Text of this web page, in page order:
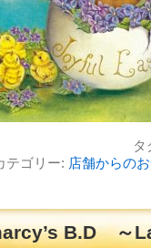
タ
テゴリー: 店舗からの
B.D ～